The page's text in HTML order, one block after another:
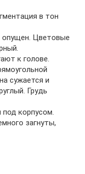
в тон
опущен. Цветовые
к голове.
сужается и
Грудь
корпусом.
загнуты,